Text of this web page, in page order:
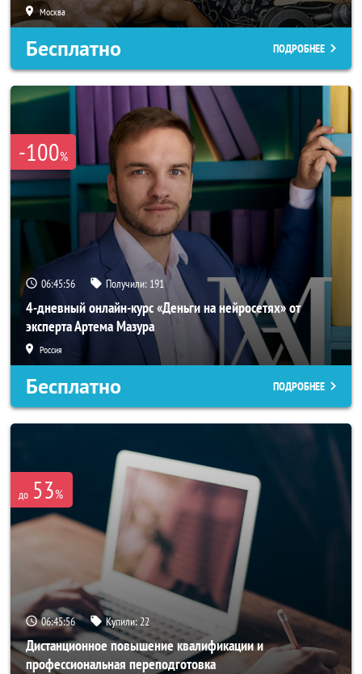
Москва
Бесплатно ПОДРОБНЕЕ
-100%
06:45:55 Получили: 191
4-дневный онлайн-курс «Деньги на нейросетях» от
эксперта Артема Мазура
Россия
Бесплатно ПОДРОБНЕЕ
до 53%
06:45:55 Купили:22
Дистанционное повышение квалификации и
профессиональная переподготовка